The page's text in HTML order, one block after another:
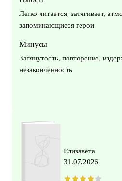
Легко читается, затягивает,
запоминающиеся герои
Минусы
Затянутость, повторение,
незаконченность
Елизавета
31.07.2026